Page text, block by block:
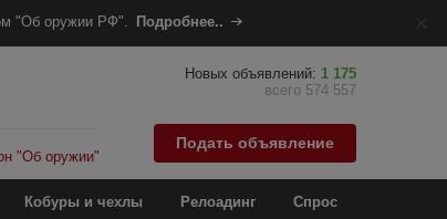
"Об оружии РФ". Подробнее..
"Об оружии"
Новых объявлений: 1 175
всего 574 557
Подать объявление
Кобуры и чехлы Релоадинг Спрос